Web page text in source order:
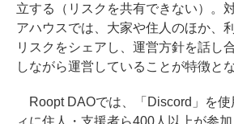
立する（リスクを共有できない）。
アハウスでは、大家や住人のほか、
リスクをシェアし、運営方針を話し
しながら運営していることが特徴とな
Roopt DAOでは、「Discord」を使
ィに住人・支援者ら400人以上が参